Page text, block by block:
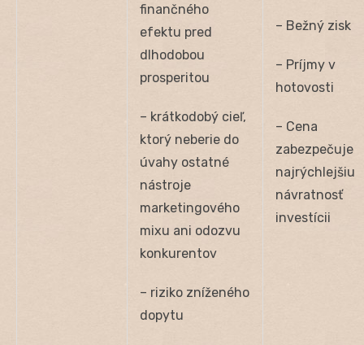
finančného
efektu pred
dlhodobou
prosperitou
– krátkodobý cieľ,
ktorý neberie do
úvahy ostatné
nástroje
marketingového
mixu ani odozvu
konkurentov
– riziko zníženého
dopytu
– Bežný zisk
– Príjmy v
hotovosti
– Cena
zabezpečuje
najrýchlejšiu
návratnosť
investícii